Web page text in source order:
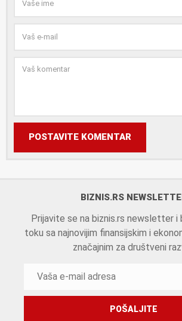
POSTAVITE KOMENTAR
BIZNIS.RS
Prijavite se na biznis.rs newsletter i
toku sa najnovijim finansijskim i
značajnim za društveni